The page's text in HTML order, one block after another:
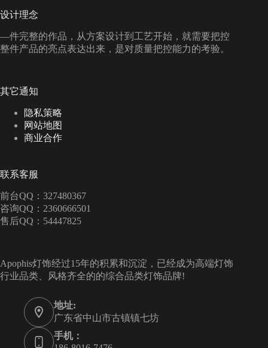
设计理念
—件完整的作品，从方案设计到工艺开始，就需要把控
整件产品的亮点表达出来，是对质量把控能力的考验。
其它通知
隐私策略
网站地图
商业合作
联系客服
前台QQ：327480367
咨询QQ：2360666501
售后QQ：54447825
Apophis灯饰经过15年的积累和沉淀，已经成为高端灯饰
行业品类、风格齐全的的综合品类灯饰品牌!
地址:
广东省中山市古镇镇七坊
手机：